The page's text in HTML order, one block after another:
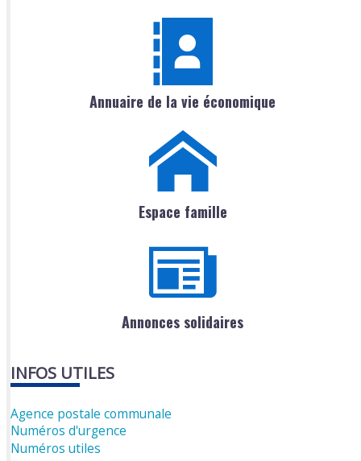
Annuaire de la vie économique
Espace famille
Annonces solidaires
INFOS UTILES
Agence postale communale
Numéros d'urgence
Numéros utiles